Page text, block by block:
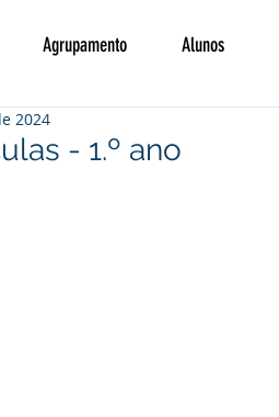
Agrupamento Alunos
- 1.º ano
2024